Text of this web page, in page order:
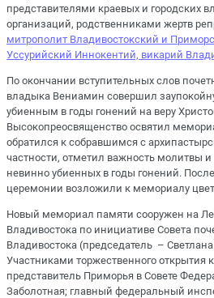
представителями краевых и городских
организаций, родственниками жертв
митрополит Владивостокский и
Уссурийский Иннокентий, викарий
По окончании вступительных слов
владыка Вениамин совершил
убиенным в годы гонений на веру
Высокопреосвященство освятил
обратился к собравшимся с
частности, отметил важность молитвы
невинно убиенных в годы гонений. После
церемонии возложили к мемориалу
Новый мемориал памяти сооружен на
Владивостока по инициативе Совета
Владивостока (председатель –
Участниками торжественного открытия
представитель Приморья в Совете
Заболотная; главный федеральный